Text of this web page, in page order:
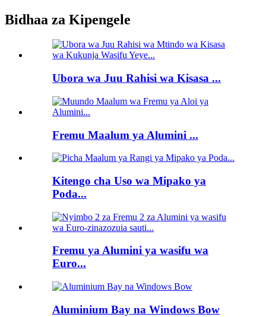
Bidhaa za Kipengele
Ubora wa Juu Rahisi wa Kisasa ...
Fremu Maalum ya Alumini ...
Kitengo cha Uso wa Mipako ya
Poda...
Fremu ya Alumini ya wasifu wa
Euro...
Aluminium Bay na Windows Bow